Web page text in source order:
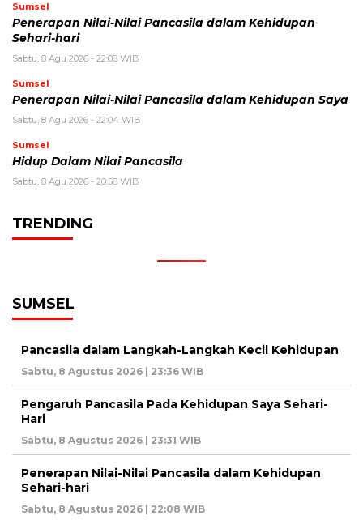
Sumsel
Penerapan Nilai-Nilai Pancasila dalam Kehidupan
Sehari-hari
Sabtu, 8 Agu 2026 - 22:08 WIB
Sumsel
Penerapan Nilai-Nilai Pancasila dalam Kehidupan Saya
Sabtu, 8 Agu 2026 - 22:04 WIB
Sumsel
Hidup Dalam Nilai Pancasila
Sabtu, 8 Agu 2026 - 20:58 WIB
TRENDING
SUMSEL
Pancasila dalam Langkah-Langkah Kecil Kehidupan
Sabtu, 8 Agustus 2026 | 23:36 WIB
Pengaruh Pancasila Pada Kehidupan Saya Sehari-
Hari
Sabtu, 8 Agustus 2026 | 23:31 WIB
Penerapan Nilai-Nilai Pancasila dalam Kehidupan
Sehari-hari
Sabtu, 8 Agustus 2026 | 22:08 WIB